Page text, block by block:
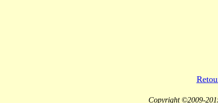
Copyright ©2009-